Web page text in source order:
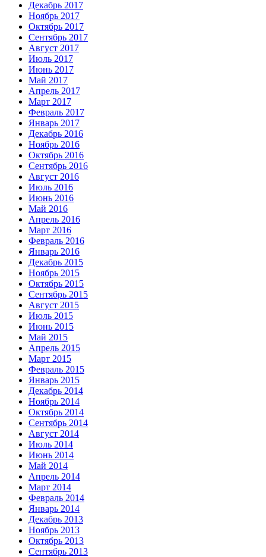
Декабрь 2017
Ноябрь 2017
Октябрь 2017
Сентябрь 2017
Август 2017
Июль 2017
Июнь 2017
Май 2017
Апрель 2017
Март 2017
Февраль 2017
Январь 2017
Декабрь 2016
Ноябрь 2016
Октябрь 2016
Сентябрь 2016
Август 2016
Июль 2016
Июнь 2016
Май 2016
Апрель 2016
Март 2016
Февраль 2016
Январь 2016
Декабрь 2015
Ноябрь 2015
Октябрь 2015
Сентябрь 2015
Август 2015
Июль 2015
Июнь 2015
Май 2015
Апрель 2015
Март 2015
Февраль 2015
Январь 2015
Декабрь 2014
Ноябрь 2014
Октябрь 2014
Сентябрь 2014
Август 2014
Июль 2014
Июнь 2014
Май 2014
Апрель 2014
Март 2014
Февраль 2014
Январь 2014
Декабрь 2013
Ноябрь 2013
Октябрь 2013
Сентябрь 2013